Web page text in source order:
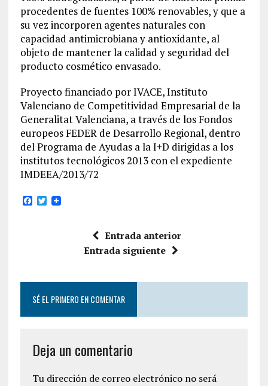
procedentes de fuentes 100% renovables, y que a
su vez incorporen agentes naturales con
capacidad antimicrobiana y antioxidante, al
objeto de mantener la calidad y seguridad del
producto cosmético envasado.
Proyecto financiado por IVACE, Instituto
Valenciano de Competitividad Empresarial de la
Generalitat Valenciana, a través de los Fondos
europeos FEDER de Desarrollo Regional, dentro
del Programa de Ayudas a la I+D dirigidas a los
institutos tecnológicos 2013 con el expediente
IMDEEA/2013/72
F T
Entrada anterior
Entrada siguiente
SÉ EL PRIMERO EN COMENTAR
Deja un comentario
Tu dirección de correo electrónico no será